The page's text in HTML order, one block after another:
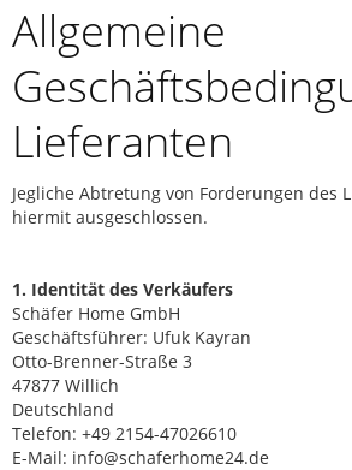
Allgemeine
Lieferanten
Jegliche Abtretung von Forderungen des
hiermit ausgeschlossen.
1. Identität des Verkäufers
Schäfer Home GmbH
Geschäftsführer: Ufuk Kayran
Otto-Brenner-Straße 3
47877 Willich
Deutschland
Telefon: +49 2154-47026610
E-Mail: info@schaferhome24.de